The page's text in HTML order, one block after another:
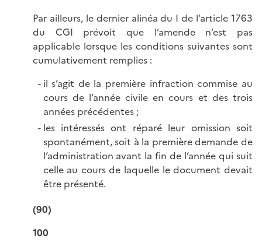
Par ailleurs, le dernier alinéa du I de l’article 1763
du CGI prévoit que l’amende n’est pas
applicable lorsque les conditions suivantes sont
cumulativement remplies :
il s’agit de la première infraction commise au
cours de l’année civile en cours et des trois
années précédentes ;
les intéressés ont réparé leur omission soit
spontanément, soit à la première demande de
l’administration avant la fin de l’année qui suit
celle au cours de laquelle le document devait
être présenté.
(90)
100